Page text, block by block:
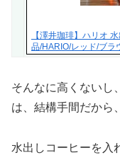
【澤井珈琲】ハリオ
品/HARIO/レッド/ブ
そんなに高くないし
は、結構手間だから
水出しコーヒーを入